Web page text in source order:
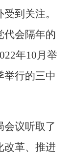
到关注。
代会隔年的
年10月举
举行的三中
会议听取了
改革、推进